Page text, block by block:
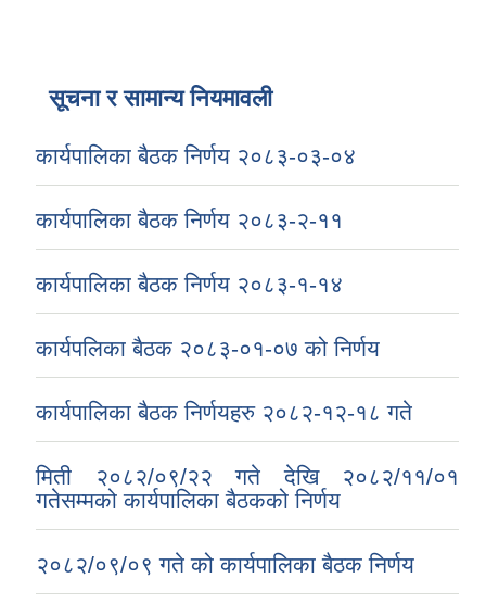
सूचना र सामान्य नियमावली
कार्यपालिका बैठक निर्णय २०८३-०३-०४
कार्यपालिका बैठक निर्णय २०८३-२-११
कार्यपालिका बैठक निर्णय २०८३-१-१४
कार्यपलिका बैठक २०८३-०१-०७ को निर्णय
कार्यपालिका बैठक निर्णयहरु २०८२-१२-१८ गते
मिती २०८२/०९/२२ गते देखि २०८२/११/०१
गतेसम्मको कार्यपालिका बैठकको निर्णय
२०८२/०९/०९ गते को कार्यपालिका बैठक निर्णय